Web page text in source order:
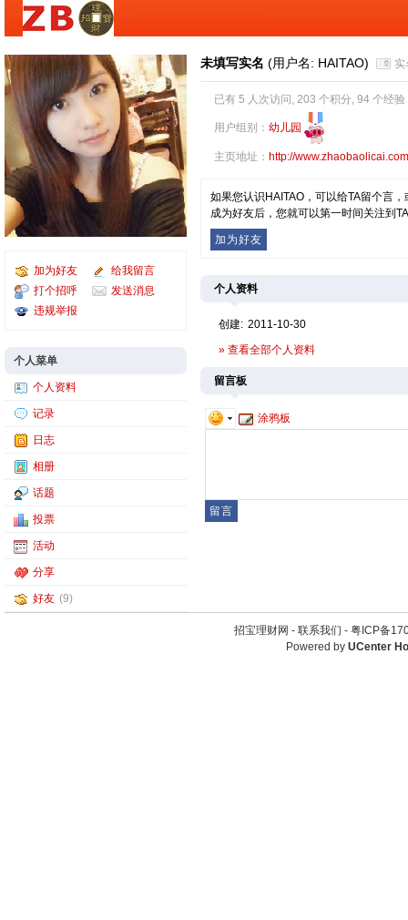
加为好友
给我留言
打个招呼
发送消息
违规举报
个人菜单
个人资料
记录
日志
相册
话题
投票
活动
分享
好友 (9)
未填写实名 (用户名: HAITAO) 实
已有 5 人次访问, 203 个积分, 94 个经验
用户组别： 幼儿园
主页地址： http://
如果您认识HAITAO，可以给TA留个言
成为好友后，您就可以第一时间关注到
加为好友
个人资料
创建: 2011-10-30
» 查看全部个人资料
留言板
涂鸦板
招宝理财网 - 联系我们 - 粤ICP备
Powered by UCenter